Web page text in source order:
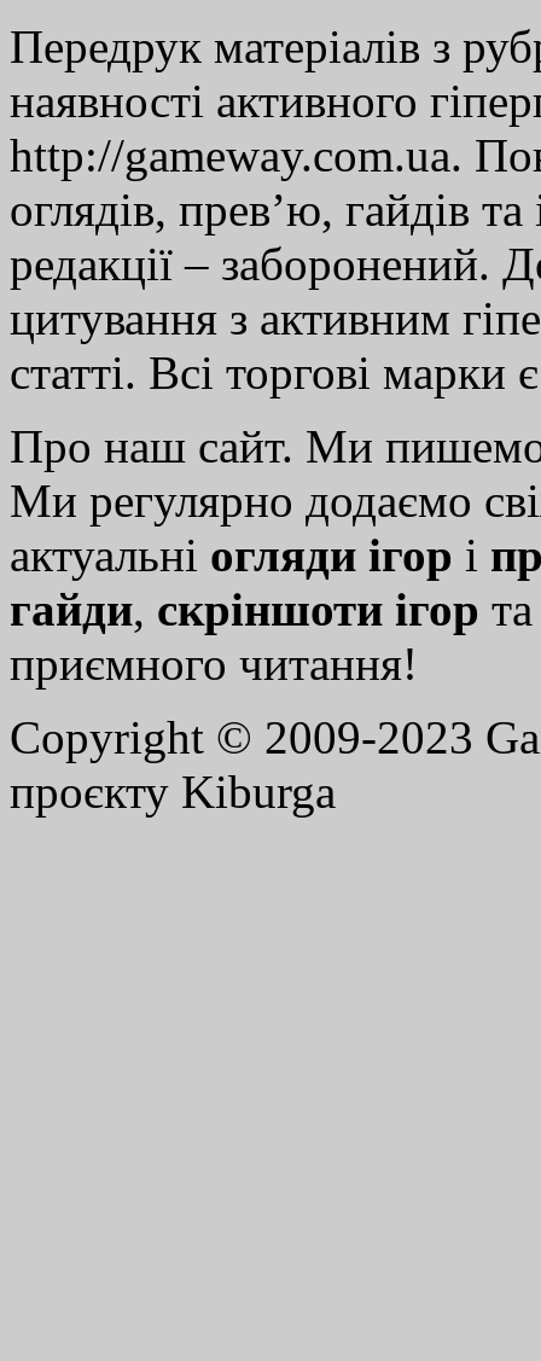
Передрук матеріалів з
наявності активного
http://gameway.com.ua.
оглядів, прев’ю, гайдів
редакції – заборонений.
цитування з активним
статті. Всі торгові марки
Про наш сайт. Ми
Ми регулярно додаємо
актуальні огляди ігор і
гайди, скріншоти ігор
приємного читання!
Copyright © 2009-2023
проєкту Kiburga